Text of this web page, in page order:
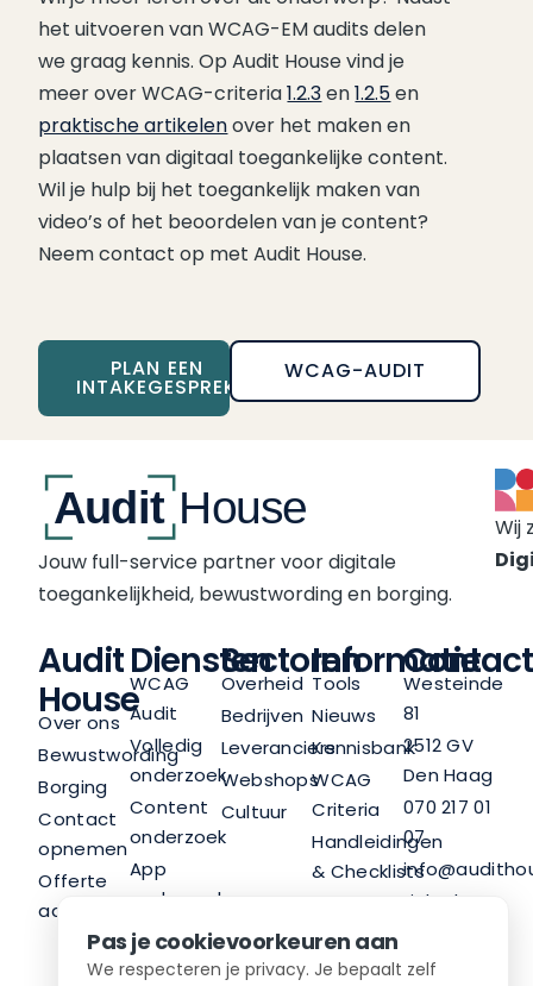
Pas je cookievoorkeuren aan
We respecteren je privacy. Je bepaalt zelf
het uitvoeren van WCAG-EM audits delen
we graag kennis. Op Audit House vind je
meer over WCAG-criteria1.2.3en1.2.5en
praktische artikelenover het maken en
plaatsen van digitaal toegankelijke content.
Wil je hulp bij het toegankelijk maken van
video’s of het beoordelen van je content?
Neem contact op met Audit House.
PLAN EEN
INTAKEGESPREK
WCAG-AUDIT
Jouw full-service partner voor digitale
toegankelijkheid, bewustwording en borging.
Wij
Audit
House
Over ons
Bewustwording
Borging
Contact
opnemen
Offerte
aanvragen
Diensten
WCAG
Audit
Volledig
onderzoek
Content
onderzoek
App
onderzoek
Trainingen
Advies
Sectoren
Overheid
Bedrijven
Leveranciers
Webshops
Cultuur
Informatie
Tools
Nieuws
Kennisbank
WCAG
Criteria
Handleidingen
& Checklists
Nieuwsbrief
Contact
Westeinde
81
2512 GV
Den Haag
070 217 01
07
LinkedIn